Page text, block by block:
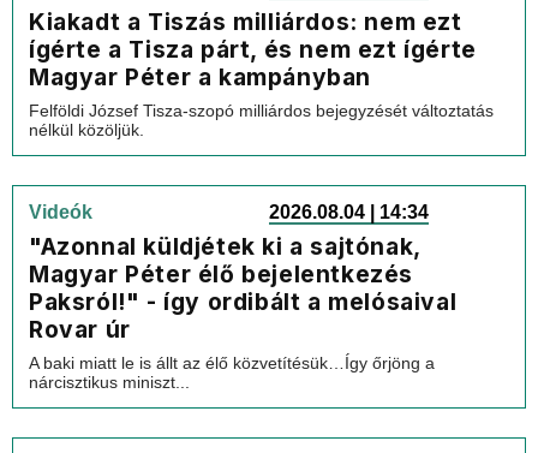
Kiakadt a Tiszás milliárdos: nem ezt
ígérte a Tisza párt, és nem ezt ígérte
Magyar Péter a kampányban
Felföldi József Tisza-szopó milliárdos bejegyzését változtatás
nélkül közöljük.
Videók 2026.08.04 | 14:34
"Azonnal küldjétek ki a sajtónak,
Magyar Péter élő bejelentkezés
Paksról!" - így ordibált a melósaival
Rovar úr
A baki miatt le is állt az élő közvetítésük…Így őrjöng a
nárcisztikus miniszt...